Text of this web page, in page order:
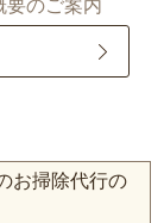
要のご案内
お掃除代行の